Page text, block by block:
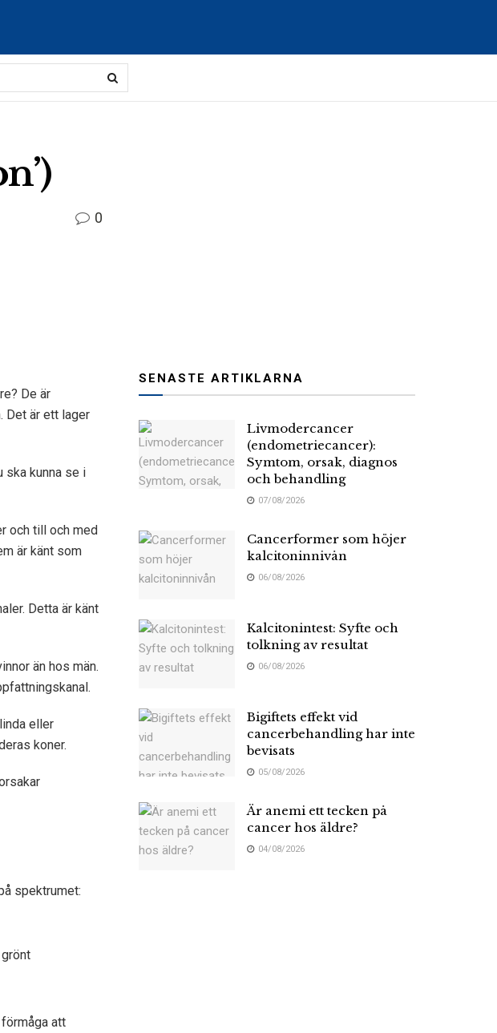
0
De är
Det är ett lager
ska kunna se i
och till och med
är känt som
Detta är känt
än hos män.
eller
koner.
spektrumet:
att
SENASTE ARTIKLARNA
Livmodercancer
(endometriecancer):
Symtom, orsak, diagnos
och behandling
07/08/2026
Cancerformer som höjer
kalcitoninnivån
06/08/2026
Kalcitonintest: Syfte och
tolkning av resultat
06/08/2026
Bigiftets effekt vid
cancerbehandling har inte
bevisats
05/08/2026
Är anemi ett tecken på
cancer hos äldre?
04/08/2026